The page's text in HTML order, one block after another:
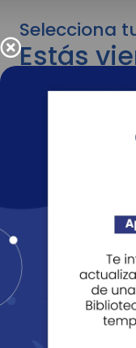
Selecciona
Estás
para
Para cambiar
adelante
Entendido